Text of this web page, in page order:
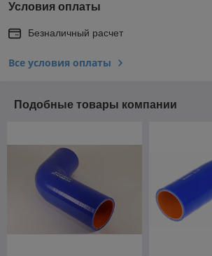
Условия оплаты
Безналичный расчет
Все условия оплаты
Подобные товары компании